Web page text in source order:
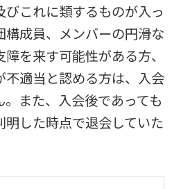
びこれに類するものが入っ
構成員、メンバーの円滑な
を来す可能性がある方、
不適当と認める方は、入会
また、入会後であっても
明した時点で退会していた
official
website
is
automatically
translated
into
Click